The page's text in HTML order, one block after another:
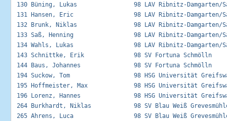
130 Büning, Lukas                98 LAV Ribnitz-
131 Hansen, Eric                 98 LAV Ribnitz-
132 Brunk, Niklas                98 LAV Ribnitz-
133 Saß, Henning                 98 LAV Ribnitz-
134 Wahls, Lukas                 98 LAV Ribnitz-
143 Schnittke, Erik              98 SV Fortuna
144 Baus, Johannes               98 SV Fortuna
194 Suckow, Tom                  98 HSG Universität
195 Hoffmeister, Max             98 HSG Universität
196 Lorenz, Hannes               98 HSG Universität
264 Burkhardt, Niklas            98 SV Blau Weiß
265 Ahrens, Luca                 98 SV Blau Weiß